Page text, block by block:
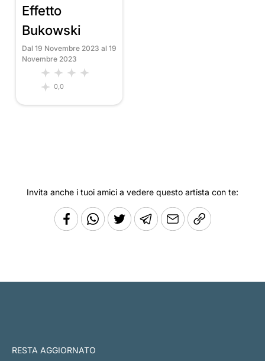
Effetto
Bukowski
Dal 19 Novembre 2023 al 19
Novembre 2023
0,0
Invita anche i tuoi amici a vedere questo artista con te:
RESTA AGGIORNATO